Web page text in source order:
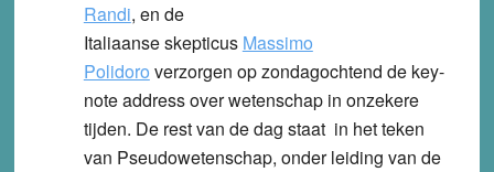
Randi, en de
Italiaanse skepticus Massimo
Polidoro verzorgen op zondagochtend de key-
note addressover wetenschap in onzekere
tijden. De rest van de dag staat in het teken
van Pseudowetenschap, onder leiding van de